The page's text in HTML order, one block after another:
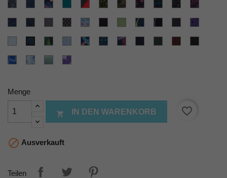
Bloomy
Breeze
Blue
Tech Reef
Deep
Petrol
Fire
Phantom
Green
Supreme
Jurassic
Jungle
Mystic
Nights
Night
Vision
Ninja
MatrixSupreme
Purple
LaserJourneyPhantom
Dark
Skate
80s
Dance
Blackjack
Nordic
Jade
Green
YellowPhantom
Grey Faces
Nordic
Ice
Blue
Funky
FridayGreen
Vivid
Blue
CrazyCaleidoSeismic
Vibrant
GradientLilac
Menge
 IN DEN WARENKORB favorite_border
 Ausverkauft
Teilen